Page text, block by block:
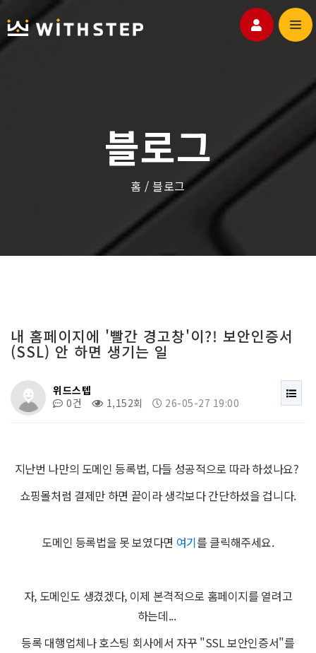
위드스텝
Web
Edit
Address
블로그
홈 / 블로그
내 홈페이지에 '빨간 경고창'이?! 보안인증서
(SSL) 안 하면 생기는 일
위드스텝
0건
1,152회 26-05-27 19:00
지난번 나만의 도메인 등록법, 다들 성공적으로 따라 하셨나요?
쇼핑몰처럼 결제만 하면 끝이라 생각보다 간단하셨을 겁니다.
도메인 등록법을 못 보였다면 여기를 클릭해주세요.
자, 도메인도 생겼겠다, 이제 본격적으로 홈페이지를 열려고
하는데...
등록 대행업체나 호스팅 회사에서 자꾸 "SSL 보안인증서"를